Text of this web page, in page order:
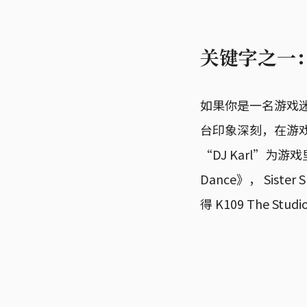
关键字之
如果你是一名游戏
台印象深刻，在游
“DJ Karl”为游戏
Dance》， Sister
得 K109 The